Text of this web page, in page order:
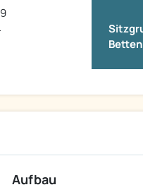
Betten
Aufbau